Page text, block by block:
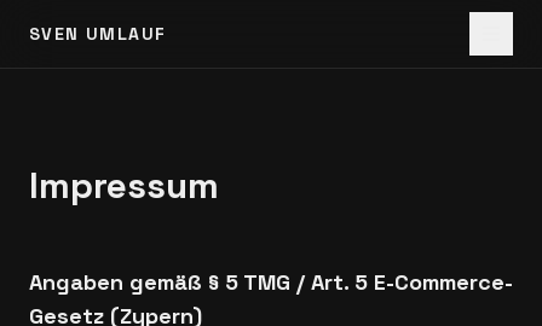
SVEN UMLAUF
Impressum
Angaben gemäß § 5 TMG / Art. 5 E-Commerce-
Gesetz (Zypern)